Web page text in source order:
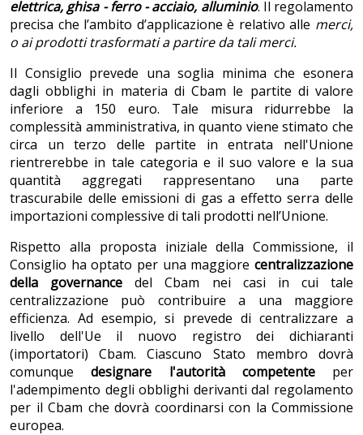
elettrica, ghisa - ferro - acciaio, alluminio. Il regolamento
precisa che l’ambito d’applicazione è relativo alle merci,
o ai prodotti trasformati a partire da tali merci.
Il Consiglio prevede una soglia minima che esonera
dagli obblighi in materia di Cbam le partite di valore
inferiore a 150 euro. Tale misura ridurrebbe la
complessità amministrativa, in quanto viene stimato che
circa un terzo delle partite in entrata nell'Unione
rientrerebbe in tale categoria e il suo valore e la sua
quantità aggregati rappresentano una parte
trascurabile delle emissioni di gas a effetto serra delle
importazioni complessive di tali prodotti nell’Unione.
Rispetto alla proposta iniziale della Commissione, il
Consiglio ha optato per una maggiore centralizzazione
della governance del Cbam nei casi in cui tale
centralizzazione può contribuire a una maggiore
efficienza. Ad esempio, si prevede di centralizzare a
livello dell'Ue il nuovo registro dei dichiaranti
(importatori) Cbam. Ciascuno Stato membro dovrà
comunquedesignare l'autorità competenteper
l'adempimento degli obblighi derivanti dal regolamento
per il Cbam che dovrà coordinarsi con la Commissione
europea.